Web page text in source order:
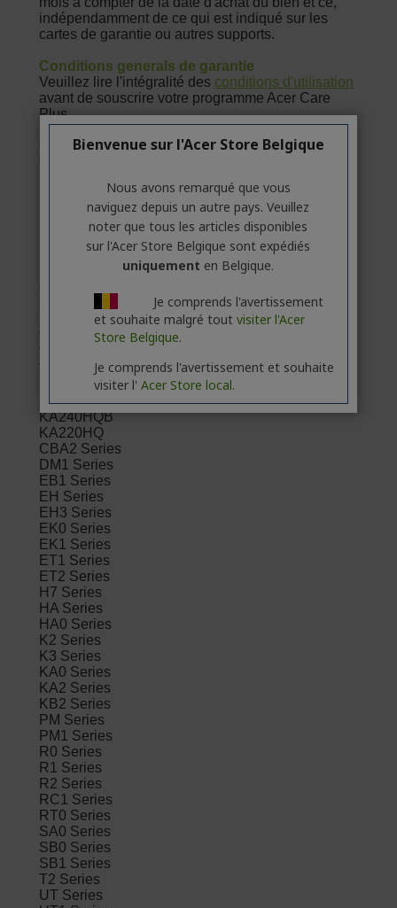
Bienvenue sur l'Acer Store Belgique
Nous avons remarqué que vous
naviguez depuis un autre pays. Veuillez
noter que tous les articles disponibles
sur l'Acer Store Belgique sont expédiés
uniquement en Belgique.
Je comprends l'avertissement
et souhaite malgré tout visiter l'Acer
Store Belgique.
Je comprends l'avertissement et souhaite
visiter l' Acer Store local.